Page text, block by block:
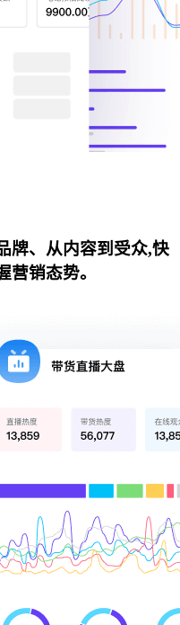
牌、从内容到受众,快
销态势。